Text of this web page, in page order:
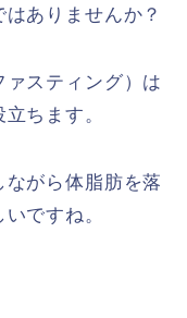
ありませんか？
スティング）は
ちます。
がら体脂肪を落
ですね。